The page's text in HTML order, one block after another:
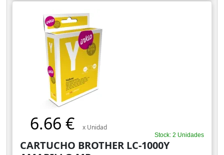
6.66 € x Unidad
Stock: 2 Unidades
CARTUCHO BROTHER LC-1000Y